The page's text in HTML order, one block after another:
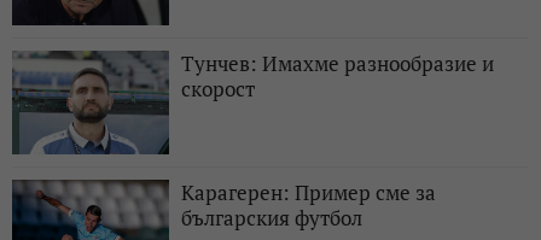
Тунчев: Имахме разнообразие и
скорост
Карагерен: Пример сме за
българския футбол